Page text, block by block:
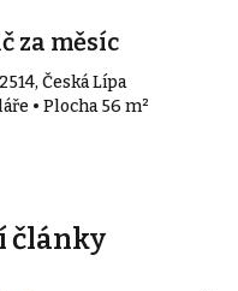
za měsíc
Česká Lípa
• Plocha 56 m²
články